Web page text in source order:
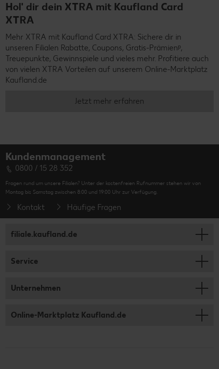
Hol' dir dein XTRA mit Kaufland Card
XTRA
Mehr XTRA mit Kaufland Card XTRA: Sichere dir in
unseren Filialen Rabatte, Coupons, Gratis-Prämienᵖ,
Treuepunkte, Gewinnspiele und vieles mehr. Profitiere auch
von vielen XTRA Vorteilen auf unserem Online-Marktplatz
Kaufland.de
Jetzt mehr erfahren
Kundenmanagement
0800 / 15 28 352
Fragen rund um unsere Filialen? Unter der kostenfreien Rufnummer stehen wir von
Montag bis Samstag zwischen 8:00 und 19:00 Uhr zur Verfügung.
Kontakt Häufige Fragen
filiale.kaufland.de
Service
Unternehmen
Online-Marktplatz Kaufland.de